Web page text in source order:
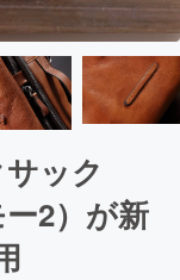
ック
2）が新